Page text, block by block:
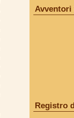
Avventori
Registro